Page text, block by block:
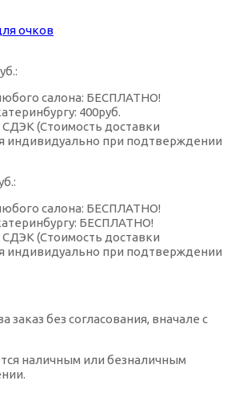
очков
салона: БЕСПЛАТНО!
400руб.
СДЭК (Стоимость доставки
индивидуально при подтверждении
салона: БЕСПЛАТНО!
БЕСПЛАТНО!
СДЭК (Стоимость доставки
индивидуально при подтверждении
заказ без согласования, вначале с
наличным или безналичным